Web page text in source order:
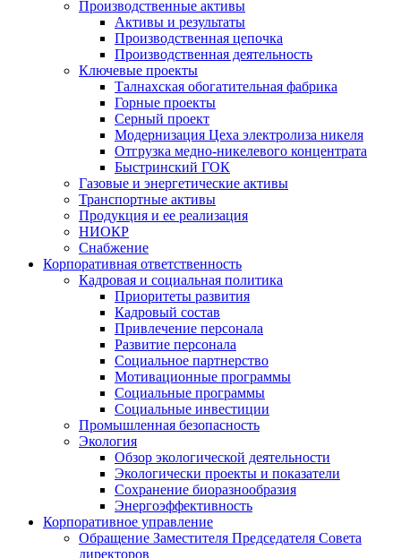
Производственные активы
Активы и результаты
Производственная цепочка
Производственная деятельность
Ключевые проекты
Талнахская обогатительная фабрика
Горные проекты
Серный проект
Модернизация Цеха электролиза никеля
Отгрузка медно-никелевого концентрата
Быстринский ГОК
Газовые и энергетические активы
Транспортные активы
Продукция и ее реализация
НИОКР
Снабжение
Корпоративная ответственность
Кадровая и социальная политика
Приоритеты развития
Кадровый состав
Привлечение персонала
Развитие персонала
Социальное партнерство
Мотивационные программы
Социальные программы
Социальные инвестиции
Промышленная безопасность
Экология
Обзор экологической деятельности
Экологически проекты и показатели
Сохранение биоразнообразия
Энергоэффективность
Корпоративное управление
Обращение Заместителя Председателя Совета
директоров